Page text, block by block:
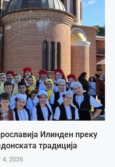
Илинден преку
традиција
4, 2026